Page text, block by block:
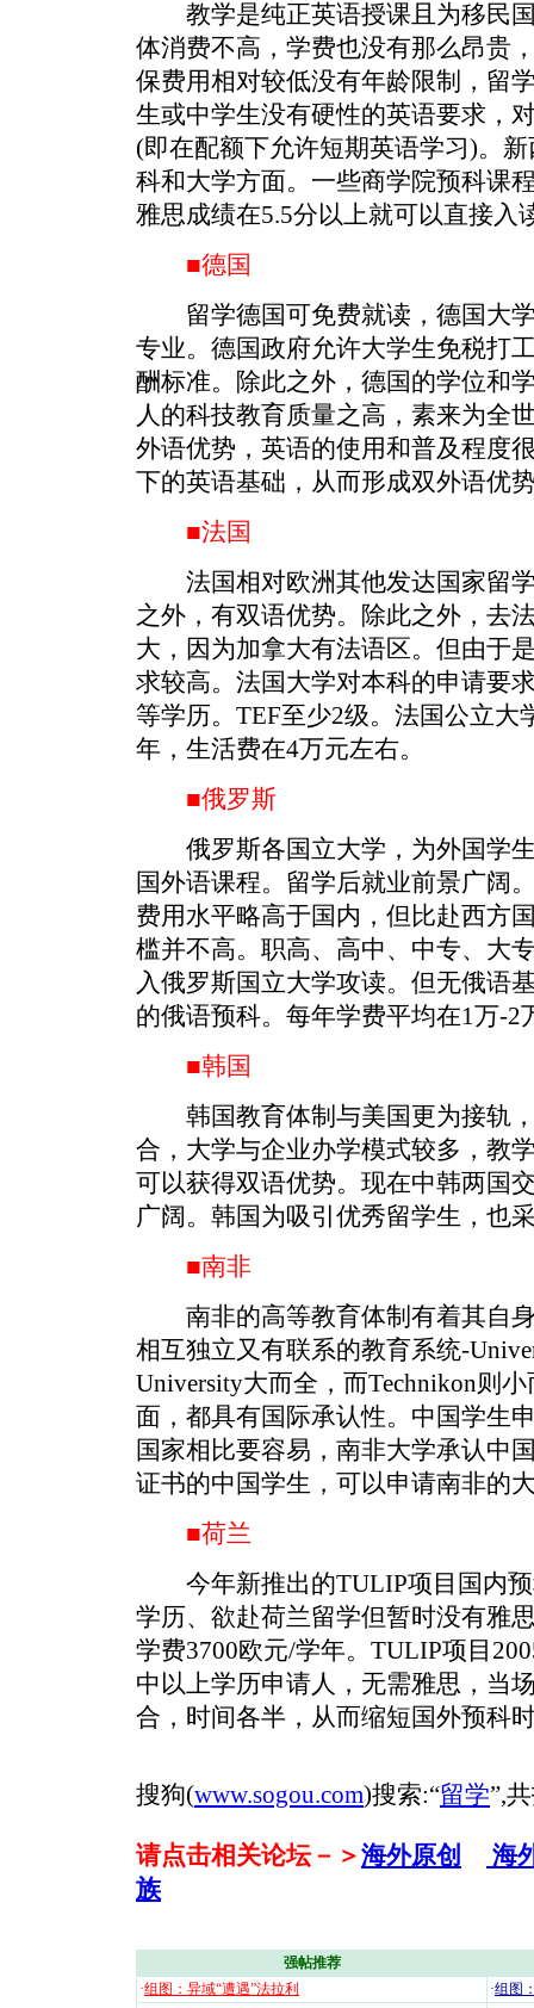
教学是纯正英语授课且为移民国
体消费不高，学费也没有那么昂贵
保费用相对较低没有年龄限制，留
生或中学生没有硬性的英语要求，
(即在配额下允许短期英语学习)。
科和大学方面。一些商学院预科课
雅思成绩在5.5分以上就可以直接入
■德国
留学德国可免费就读，德国大学
专业。德国政府允许大学生免税打
酬标准。除此之外，德国的学位和
人的科技教育质量之高，素来为全
外语优势，英语的使用和普及程度
下的英语基础，从而形成双外语优
■法国
法国相对欧洲其他发达国家留学
之外，有双语优势。除此之外，去
大，因为加拿大有法语区。但由于
求较高。法国大学对本科的申请要
等学历。TEF至少2级。法国公立大
年，生活费在4万元左右。
■俄罗斯
俄罗斯各国立大学，为外国学生
国外语课程。留学后就业前景广阔
费用水平略高于国内，但比赴西方
槛并不高。职高、高中、中专、大
入俄罗斯国立大学攻读。但无俄语
的俄语预科。每年学费平均在1万-2
■韩国
韩国教育体制与美国更为接轨，
合，大学与企业办学模式较多，教
可以获得双语优势。现在中韩两国
广阔。韩国为吸引优秀留学生，也
■南非
南非的高等教育体制有着其自身
相互独立又有联系的教育系统-
University大而全，而Technikon则
面，都具有国际承认性。中国学生
国家相比要容易，南非大学承认中
证书的中国学生，可以申请南非的
■荷兰
今年新推出的TULIP项目国内预
学历、欲赴荷兰留学但暂时没有雅
学费3700欧元/学年。TULIP项目
中以上学历申请人，无需雅思，当
合，时间各半，从而缩短国外预科
搜狗(www.sogou.com)搜索:“留学”,
请点击相关论坛－＞海外原创
海
族
强帖推荐
·组图：异域“遭遇”法拉利 ·组图